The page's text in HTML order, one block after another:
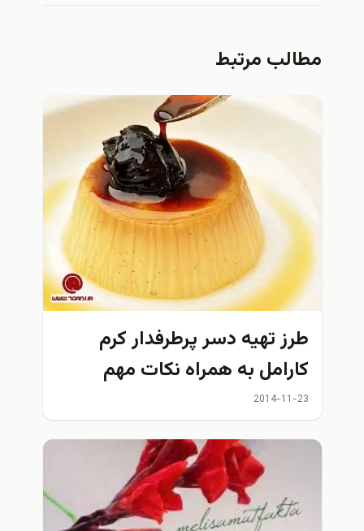
مطالب مرتبط
طرز تهيه دسر پرطرفدار کرم
کارامل به همراه نكات مهم
2014-11-23